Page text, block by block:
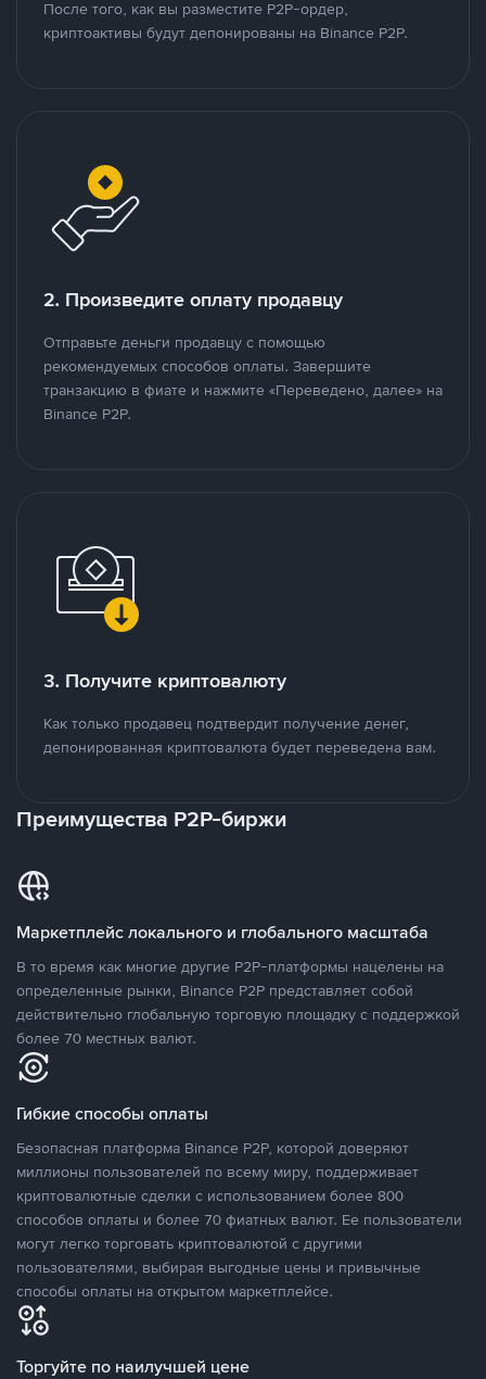
После того, как вы разместите P2P-ордер,
криптоактивы будут депонированы на Binance P2P.
2. Произведите оплату продавцу
Отправьте деньги продавцу с помощью
рекомендуемых способов оплаты. Завершите
транзакцию в фиате и нажмите «Переведено, далее» на
Binance P2P.
3. Получите криптовалюту
Как только продавец подтвердит получение денег,
депонированная криптовалюта будет переведена вам.
Преимущества P2P-биржи
Маркетплейс локального и глобального масштаба
В то время как многие другие P2P-платформы нацелены на
определенные рынки, Binance P2P представляет собой
действительно глобальную торговую площадку с поддержкой
более 70 местных валют.
Гибкие способы оплаты
Безопасная платформа Binance P2P, которой доверяют
миллионы пользователей по всему миру, поддерживает
криптовалютные сделки с использованием более 800
способов оплаты и более 70 фиатных валют. Ее пользователи
могут легко торговать криптовалютой с другими
пользователями, выбирая выгодные цены и привычные
способы оплаты на открытом маркетплейсе.
Торгуйте по наилучшей цене